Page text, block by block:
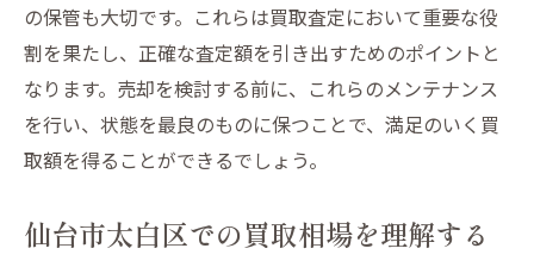
地元の口コミを効果的に利用する
ブランド品買取で失敗しないために仙台市太白
区でアクセサリーと時計を高価買取
買取失敗を防ぐための基本知識
交渉を成功させるためのスキル
の保管も大切です。これらは買取査定において重要な役
割を果たし、正確な査定額を引き出すためのポイントと
なります。売却を検討する前に、これらのメンテナンス
を行い、状態を最良のものに保つことで、満足のいく買
取額を得ることができるでしょう。
仙台市太白区での買取相場を理解する